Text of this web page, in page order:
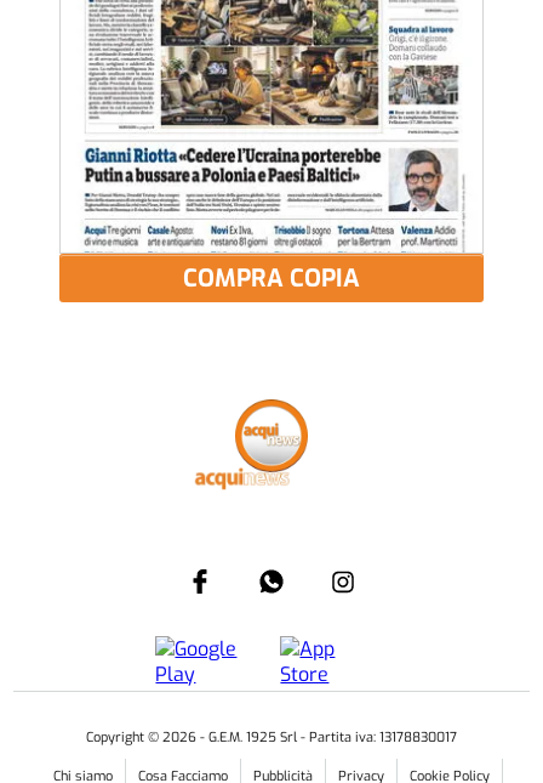
COMPRA COPIA
Copyright © 2026 - G.E.M. 1925 Srl - Partita iva: 13178830017
Chi siamo Cosa Facciamo Pubblicità Privacy Cookie Policy